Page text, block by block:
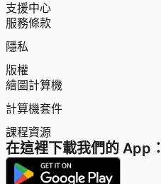
支援中心
服務條款
隱私
版權
繪圖計算機
計算機套件
課程資源
在這裡下載我們的 App：